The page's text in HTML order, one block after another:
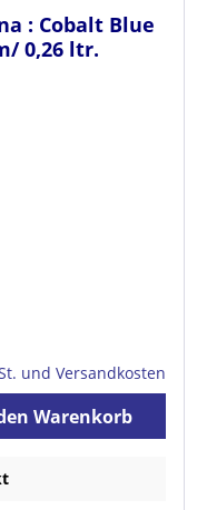
: Cobalt Blue
0,26 ltr.
und Versandkosten
Warenkorb